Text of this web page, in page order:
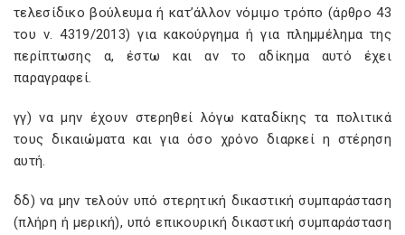
τελεσίδικο βούλευμα ή κατ’άλλον νόμιμο τρόπο (άρθρο 43
του ν. 4319/2013) για κακούργημα ή για πλημμέλημα της
περίπτωσης α, έστω και αν το αδίκημα αυτό έχει
παραγραφεί.
γγ) να μην έχουν στερηθεί λόγω καταδίκης τα πολιτικά
τους δικαιώματα και για όσο χρόνο διαρκεί η στέρηση
αυτή.
δδ) να μην τελούν υπό στερητική δικαστική συμπαράσταση
(πλήρη ή μερική), υπό επικουρική δικαστική συμπαράσταση